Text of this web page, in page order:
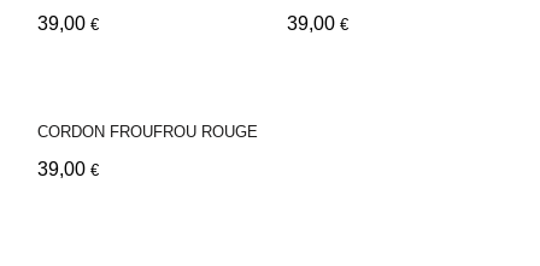
39,00 € 39,00 €
CORDON FROUFROU ROUGE
39,00 €